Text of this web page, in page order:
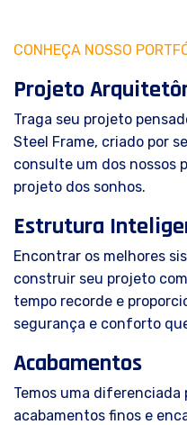
CONHEÇA NOSSO
Projeto
Traga seu projeto
Steel Frame, criado por
consulte um dos nossos
projeto dos sonhos.
Estrutura
Encontrar os melhores
construir seu projeto
tempo recorde e
segurança e conforto
Acabamentos
Temos uma
acabamentos finos e